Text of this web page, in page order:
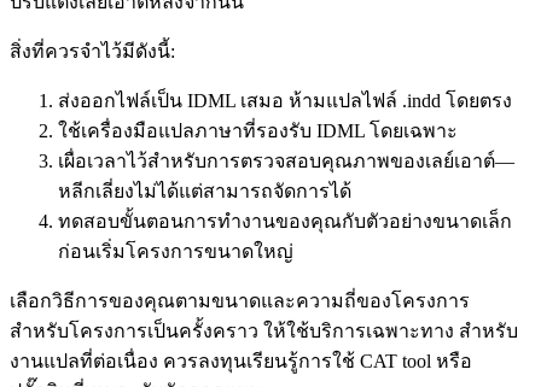
สิ่งที่ควรจำไว้มีดังนี้:
ส่งออกไฟล์เป็น IDML เสมอ ห้ามแปลไฟล์ .indd โดยตรง
ใช้เครื่องมือแปลภาษาที่รองรับ IDML โดยเฉพาะ
เผื่อเวลาไว้สำหรับการตรวจสอบคุณภาพของเลย์เอาต์—
หลีกเลี่ยงไม่ได้แต่สามารถจัดการได้
ทดสอบขั้นตอนการทำงานของคุณกับตัวอย่างขนาดเล็ก
ก่อนเริ่มโครงการขนาดใหญ่
เลือกวิธีการของคุณตามขนาดและความถี่ของโครงการ
สำหรับโครงการเป็นครั้งคราว ให้ใช้บริการเฉพาะทาง สำหรับ
งานแปลที่ต่อเนื่อง ควรลงทุนเรียนรู้การใช้ CAT tool หรือ